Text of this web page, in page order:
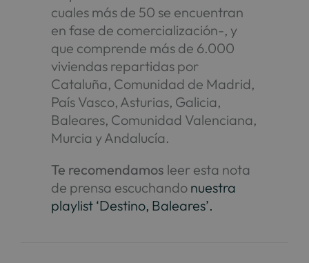
cuales más de 50 se encuentran
en fase de comercialización-, y
que comprende más de 6.000
viviendas repartidas por
Cataluña, Comunidad de Madrid,
País Vasco, Asturias, Galicia,
Baleares, Comunidad Valenciana,
Murcia y Andalucía.
Te recomendamos leer esta nota
de prensa escuchando nuestra
playlist ‘Destino, Baleares’.